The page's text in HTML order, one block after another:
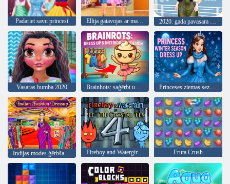
Padariet savu princesi Ellija gatavojas ar mani 2 2020. gada pavasara stils
Vasaras bumba 2020 Brainhots: saģērbt un interjera dizains Princeses ziemas sezonas saģērbt
Fireboy and Watergirl 4: Kristāla templis Fruta Crush